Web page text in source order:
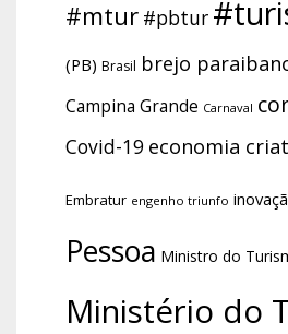
#mtur #pbtur
(PB) Brasil brejo
Campina Grande Carnaval
Covid-19 economia
Embratur engenho triunfo
Pessoa Ministro do
Ministério do